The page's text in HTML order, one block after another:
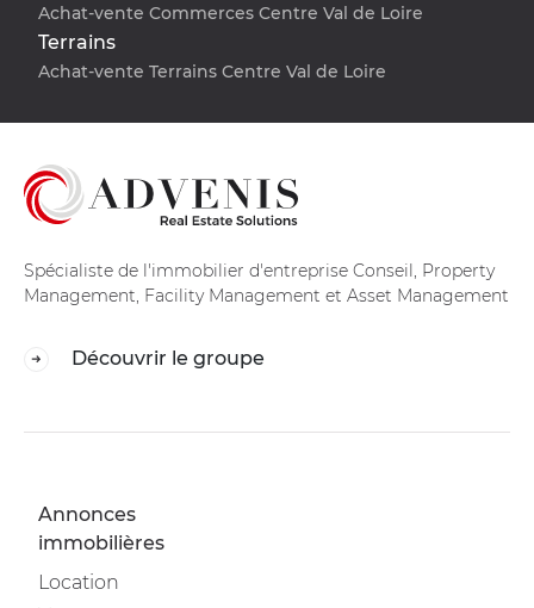
Achat-vente Commerces Centre Val de Loire
Terrains
Achat-vente Terrains Centre Val de Loire
Spécialiste de l'immobilier d'entreprise Conseil, Property
Management, Facility Management et Asset Management
Découvrir le groupe
Annonces
immobilières
Location